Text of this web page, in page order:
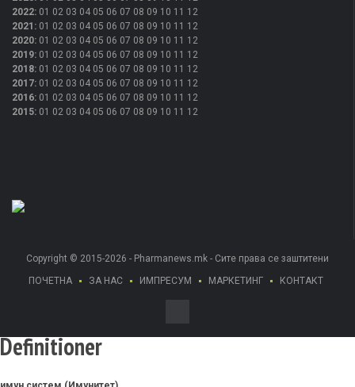
2022: 01 02 03 04 05 06 07 08 09 10 11 12
2021 : 01 02 03 04 05 06 07 08 09 10 11 12
2020: 01 02 03 04 05 06 07 08 09 10 11 12
2019: 01 02 03 04 05 06 07 08 09 10 11 12
2018: 01 02 03 04 05 06 07 08 09 10 11 12
2017: 01 02 03 04 05 06 07 08 09 10 11 12
2016: 01 02 03 04 05 06 07 08 09 10 11 12
2015: 01 02 03 04 05 06 07 08 09 10 11 12
Copyright © 2015-2026 - Pharmanews.mk - Сите права се заштитени
ПОЧЕТНА
ЗА НАС ИМПРЕСУМ МАРКЕТИНГ КОНТАКТ
Definitioner